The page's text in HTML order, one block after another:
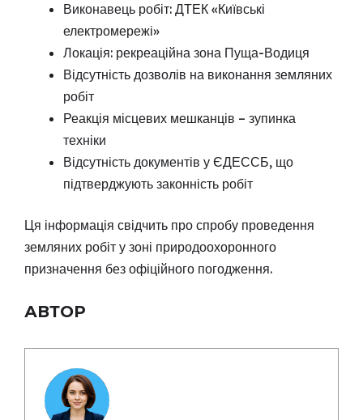
Виконавець робіт: ДТЕК «Київські
електромережі»
Локація: рекреаційна зона Пуща-Водиця
Відсутність дозволів на виконання земляних
робіт
Реакція місцевих мешканців – зупинка
техніки
Відсутність документів у ЄДЕССБ, що
підтверджують законність робіт
Ця інформація свідчить про спробу проведення
земляних робіт у зоні природоохоронного
призначення без офіційного погодження.
АВТОР